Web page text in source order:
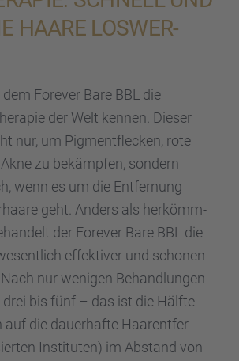
HAARE LOSWER­
Forever Bare BBL die
der Welt kennen. Dieser
nur, um Pigment­fle­cken, rote
zu bekämp­fen, sondern
wenn es um die Entfer­nung
geht. Anders als herkömm­
der Forever Bare BBL die
effek­ti­ver und schonen­
Nach nur wenigen Behand­lun­gen
bis fünf – das ist die Hälfte
auf die dauer­hafte Haarent­fer­
Insti­tu­ten) im Abstand von